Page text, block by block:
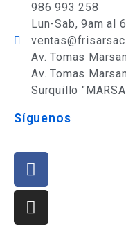
986 993 258
Lun-Sab, 9am al
Av. Tomas
Av. Tomas
Surquillo
Síguenos